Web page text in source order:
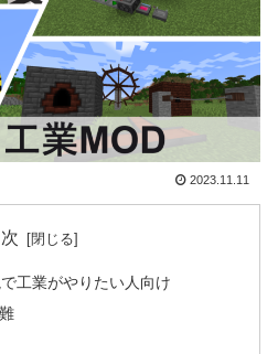
2023.11.11
工業がやりたい人向け